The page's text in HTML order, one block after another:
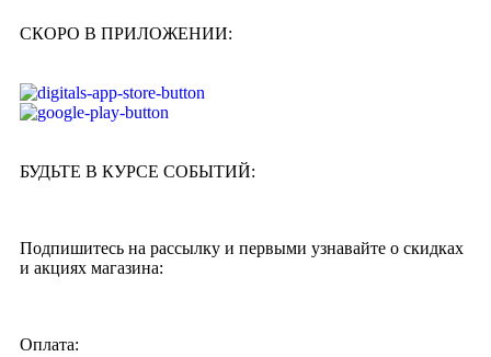
СКОРО В ПРИЛОЖЕНИИ:
БУДЬТЕ В КУРСЕ СОБЫТИЙ:
Подпишитесь на рассылку и первыми узнавайте о скидках
и акциях магазина:
Оплата: